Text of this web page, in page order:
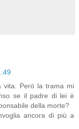
vita. Però la trama mi
se il padre di lei è
della morte?
ancora di più a